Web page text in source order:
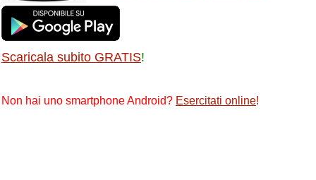
Scaricala subito GRATIS!
Non hai uno smartphone Android? Esercitati online!